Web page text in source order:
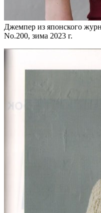
Джемпер из японского
No.200, зима 2023 г.